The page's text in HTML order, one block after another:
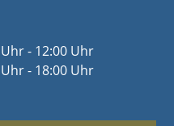
- 12:00 Uhr
- 18:00 Uhr